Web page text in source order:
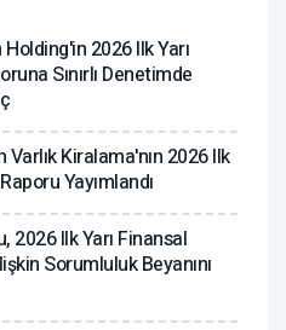
Holding'in 2026 Ilk Yarı
Sınırlı Denetimde
Varlık Kiralama'nın 2026 Ilk
Yayımlandı
2026 Ilk Yarı Finansal
Sorumluluk Beyanını